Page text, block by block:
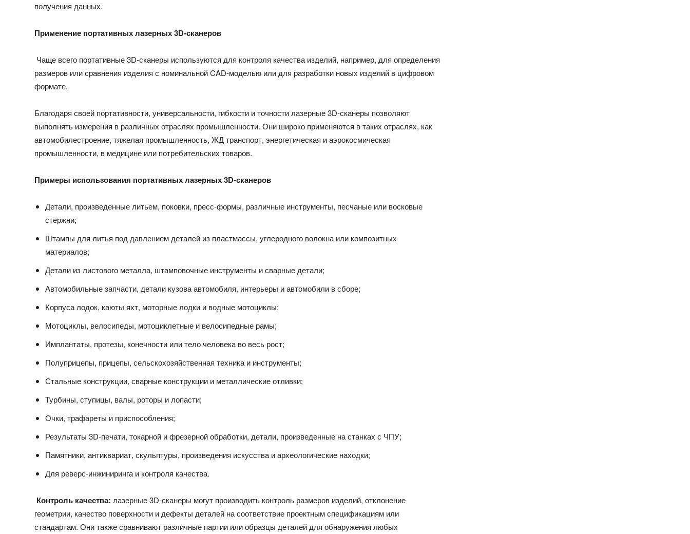
получения данных.
Применение портативных лазерных 3D-сканеров
Чаще всего портативные 3D-сканеры используются для контроля качества изделий, например, для определения
размеров или сравнения изделия с номинальной CAD-моделью или для разработки новых изделий в цифровом
формате.
Благодаря своей портативности, универсальности, гибкости и точности лазерные 3D-сканеры позволяют
выполнять измерения в различных отраслях промышленности. Они широко применяются в таких отраслях, как
автомобилестроение, тяжелая промышленность, ЖД транспорт, энергетическая и аэрокосмическая
промышленности, в медицине или потребительских товаров.
Примеры использования портативных лазерных 3D-сканеров
Детали, произведенные литьем, поковки, пресс-формы, различные инструменты, песчаные или восковые
стержни;
Штампы для литья под давлением деталей из пластмассы, углеродного волокна или композитных
материалов;
Детали из листового металла, штамповочные инструменты и сварные детали;
Автомобильные запчасти, детали кузова автомобиля, интерьеры и автомобили в сборе;
Корпуса лодок, каюты яхт, моторные лодки и водные мотоциклы;
Мотоциклы, велосипеды, мотоциклетные и велосипедные рамы;
Имплантаты, протезы, конечности или тело человека во весь рост;
Полуприцепы, прицепы, сельскохозяйственная техника и инструменты;
Стальные конструкции, сварные конструкции и металлические отливки;
Турбины, ступицы, валы, роторы и лопасти;
Очки, трафареты и приспособления;
Результаты 3D-печати, токарной и фрезерной обработки, детали, произведенные на станках с ЧПУ;
Памятники, антиквариат, скульптуры, произведения искусства и археологические находки;
Для реверс-инжиниринга и контроля качества.
Контроль качества: лазерные 3D-сканеры могут производить контроль размеров изделий, отклонение
геометрии, качество поверхности и дефекты деталей на соответствие проектным спецификациям или
стандартам. Они также сравнивают различные партии или образцы деталей для обнаружения любых